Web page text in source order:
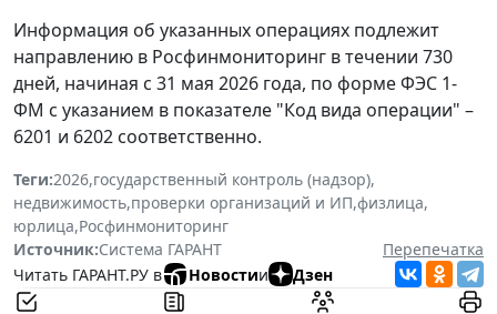
Информация об указанных операциях подлежит
направлению в Росфинмониторинг в течении 730
дней, начиная с 31 мая 2026 года, по форме ФЭС 1-
ФМ с указанием в показателе "Код вида операции" –
6201 и 6202 соответственно.
Теги:2026,государственный контроль (надзор),
недвижимость,проверки организаций и ИП,физлица,
юрлица,Росфинмониторинг
Источник:Система ГАРАНТ
Перепечатка
Читать ГАРАНТ.РУ в
Новостии Дзен